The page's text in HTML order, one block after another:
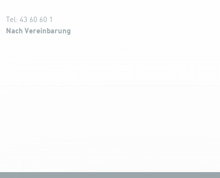
Tel: 43 60 60 1
Nach Vereinbarung